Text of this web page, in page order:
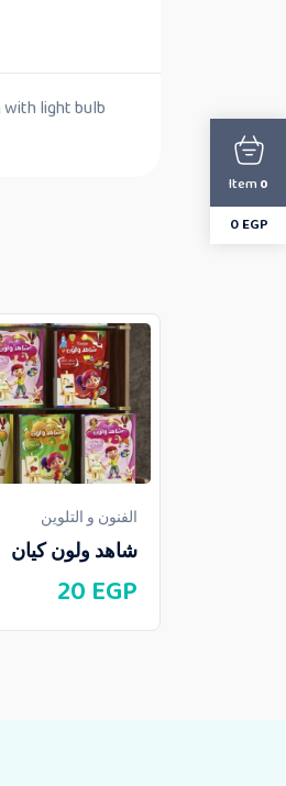
light bulb
الفنون و التلوين
شاهد ولون كيان
20 EGP
0
Item
0EGP